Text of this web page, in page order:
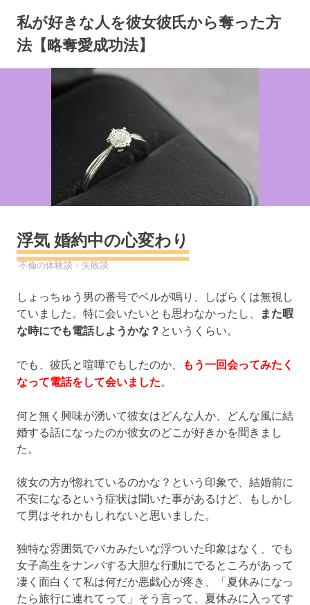
私が好きな人を彼女彼氏から奪った方
法【略奪愛成功法】
浮気 婚約中の心変わり
2022年11月13日
YYYPRO
不倫の体験談・失敗談
しょっちゅう男の番号でベルが鳴り、しばらくは無視し
ていました。特に会いたいとも思わなかったし、
また暇
な時にでも電話しようかな？ というくらい。
でも、彼氏と喧嘩でもしたのか、
もう一回会ってみたく
なって電話をして会いました
何と無く興味が湧いて彼女はどんな人か、どんな風に結
婚する話になったのか彼女のどこが好きかを聞きまし
た。
彼女の方が惚れているのかな？という印象で、結婚前に
不安になるという症状は聞いた事があるけど、もしかし
て男はそれかもしれないと思いました。
独特な雰囲気でバカみたいな浮ついた印象はなく、でも
女子高生をナンパする大胆な行動にでるところがあって
凄く面白くて私は何だか悪戯心が疼き、「夏休みになっ
たら旅行に連れてって」そう言って、夏休みに入ってす